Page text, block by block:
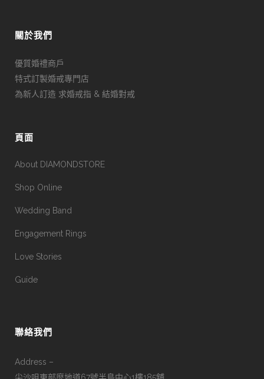
關於我們
優質婚禮商戶
特式訂製婚戒專門店
為新人訂造 求婚戒指 & 結婚對戒
頁面
About DIAMONDSTORE
Shop Online
Wedding Band
Engagement Rings
Love Stories
Guide
聯絡我們
Address –